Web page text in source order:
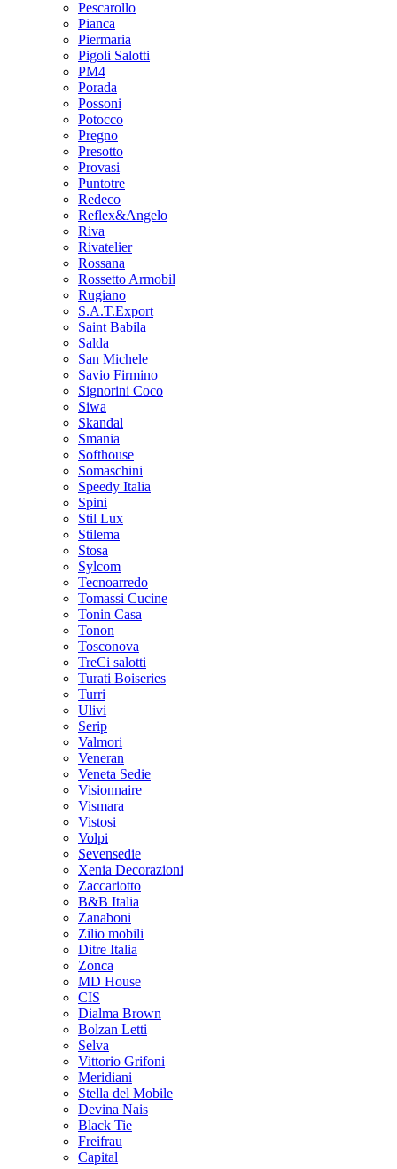
Pescarollo
Pianca
Piermaria
Pigoli Salotti
PM4
Porada
Possoni
Potocco
Pregno
Presotto
Provasi
Puntotre
Redeco
Reflex&Angelo
Riva
Rivatelier
Rossana
Rossetto Armobil
Rugiano
S.A.T.Export
Saint Babila
Salda
San Michele
Savio Firmino
Signorini Coco
Siwa
Skandal
Smania
Softhouse
Somaschini
Speedy Italia
Spini
Stil Lux
Stilema
Stosa
Sylcom
Tecnoarredo
Tomassi Cucine
Tonin Casa
Tonon
Tosconova
TreCi salotti
Turati Boiseries
Turri
Ulivi
Serip
Valmori
Veneran
Veneta Sedie
Visionnaire
Vismara
Vistosi
Volpi
Sevensedie
Xenia Decorazioni
Zaccariotto
B&B Italia
Zanaboni
Zilio mobili
Ditre Italia
Zonca
MD House
CIS
Dialma Brown
Bolzan Letti
Selva
Vittorio Grifoni
Meridiani
Stella del Mobile
Devina Nais
Black Tie
Freifrau
Capital